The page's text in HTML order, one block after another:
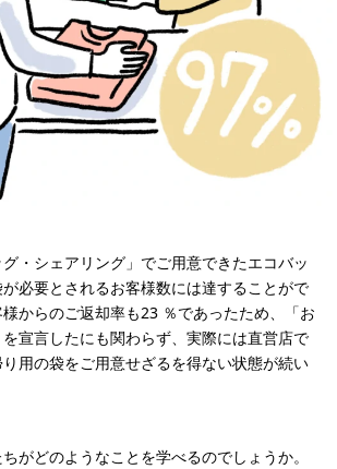
・シェアリング」でご用意できたエコバッ
必要とされるお客様数には達することがで
からのご返却率も23 ％であったため、「お
宣言したにも関わらず、実際には直営店で
用の袋をご用意せざるを得ない状態が続い
がどのようなことを学べるのでしょうか。